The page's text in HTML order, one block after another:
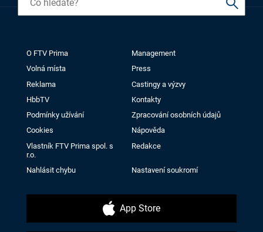
O FTV Prima
Management
Volná místa
Press
Reklama
Castingy a výzvy
HbbTV
Kontakty
Podmínky užívání
Zpracování osobních údajů
Cookies
Nápověda
Vlastník FTV Prima spol. s
r.o.
Redakce
Nahlásit chybu Nastavení soukromí
App Store